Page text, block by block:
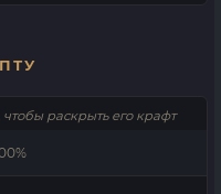
раскрыть его крафт